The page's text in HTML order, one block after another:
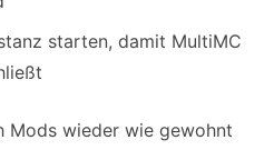
starten, damit MultiMC
Mods wieder wie gewohnt